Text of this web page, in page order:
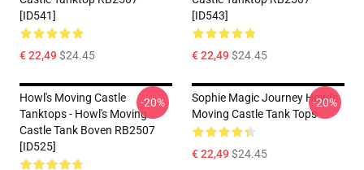
[ID541]
€ 22,49$24.45
[ID543]
€ 22,49$24.45
Howl's Moving Castle
Tanktops - Howl's Moving
Castle Tank Boven RB2507
[ID525]
-20%
Sophie Magic Journey Howl's
Moving Castle Tank Tops
€ 22,49$24.45
-20%